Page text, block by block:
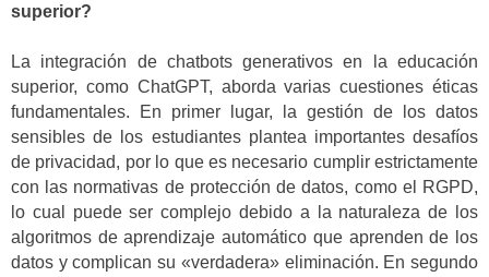
superior?
La integración de chatbots generativos en la educación
superior, como ChatGPT, aborda varias cuestiones éticas
fundamentales. En primer lugar, la gestión de los datos
sensibles de los estudiantes plantea importantes desafíos
de privacidad, por lo que es necesario cumplir estrictamente
con las normativas de protección de datos, como el RGPD,
lo cual puede ser complejo debido a la naturaleza de los
algoritmos de aprendizaje automático que aprenden de los
datos y complican su «verdadera» eliminación. En segundo